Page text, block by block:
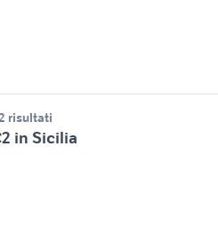
risultati
in Sicilia